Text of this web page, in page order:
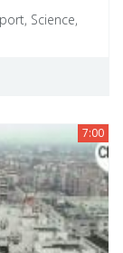
Science,
7:00